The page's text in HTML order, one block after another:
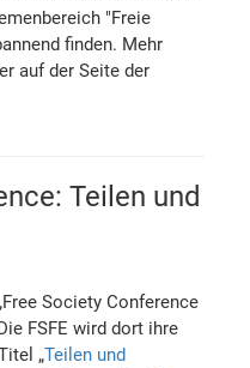
"Freie
finden. Mehr
auf der Seite der
Teilen und
Society Conference
FSFE wird dort ihre
„Teilen und